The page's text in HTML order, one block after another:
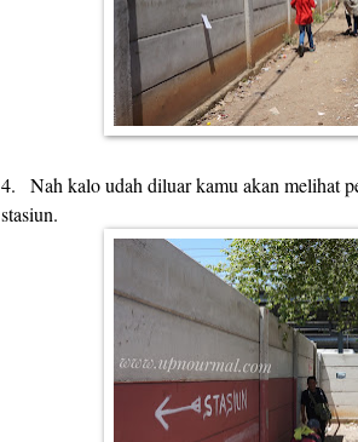
4.
Nah kalo udah diluar kamu akan melihat
stasiun.